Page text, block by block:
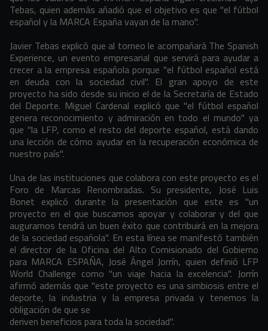
Tebas, quien además añadió que el objetivo es que "el fútbol
español y la MARCA España vayan de la mano".
Javier Tebas explicó que al torneo le acompañará The Spanish
Experience, un evento empresarial que servirá para ayudar a
crecer a la empresa española porque "el fútbol español está
en deuda con la sociedad civil". El gran apoyo de este
proyecto ha sido desde su inicio el de la Secretaría de Estado
del Deporte. Miguel Cardenal explicó que "el fútbol español
genera reconocimiento y admiración en todo el mundo" ya
que "la LFP, como el resto del deporte español, está dando
una lección de cómo ayudar en la recuperación económica de
nuestro país".
Una de las instituciones que colabora con este proyecto es el
Foro de Marcas Renombradas. Su presidente, José Luis
Bonet explicó durante la presentación que este es "un
proyecto en el que buscamos apoyar y colaborar y del que
auguramos tendrá un buen éxito que contribuirá en la mejora
de la sociedad española". En esta línea se manifestó también
el director de la Oficina del Alto Comisionado del Gobierno
para MARCA ESPAÑA, José Ángel Jorrín, quien definió LFP
World Challenge como "un viaje hacia la excelencia". Jorrín
afirmó además que "este proyecto es una simbiosis entre el
deporte, la industria y la empresa privada y tenemos la
obligación de que se
deriven beneficios para toda la sociedad".